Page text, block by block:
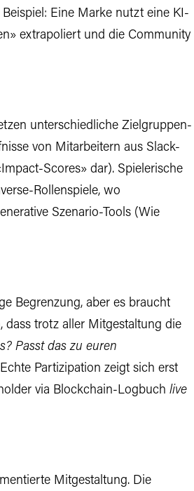
Eine Marke nutzt eine KI-
extrapoliert und die Community
unterschiedliche Zielgruppen-
von Mitarbeitern aus Slack-
Scores» dar). Spielerische
Rollenspiele, wo
Szenario-Tools (Wie
Begrenzung, aber es braucht
dass trotz aller Mitgestaltung die
Passt das zu euren
Partizipation zeigt sich erst
via Blockchain-Logbuchlive
Mitgestaltung. Die